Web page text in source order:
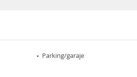
Parking/garaje